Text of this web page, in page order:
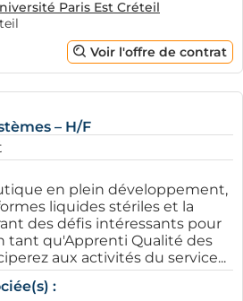
des informations sur des
des salons de l'emploi, des
d'entreprises ou des
Ces occasions seront
votre réseau et rencontrer des
ne négligez pas
d'alternance à Mulhouse.
et plusieurs opportunités,
qui recrute en alternance à
aussi accessible. En utilisant
considérablement vos
Paris Est Créteil
Voir l'offre de contrat
– H/F
en plein développement,
liquides stériles et la
des défis intéressants pour
tant qu'Apprenti Qualité des
aux activités du service...
: